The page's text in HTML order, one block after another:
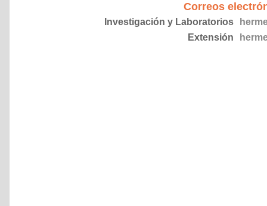
Correos
Investigación y Laboratorios
Extensión